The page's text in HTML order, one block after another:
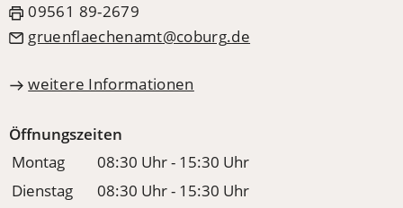
09561 89-2679
gruenflaechenamt
coburg de
weitere Informationen
Öffnungszeiten
Montag
08:30 Uhr - 15:30 Uhr
Dienstag
08:30 Uhr - 15:30 Uhr